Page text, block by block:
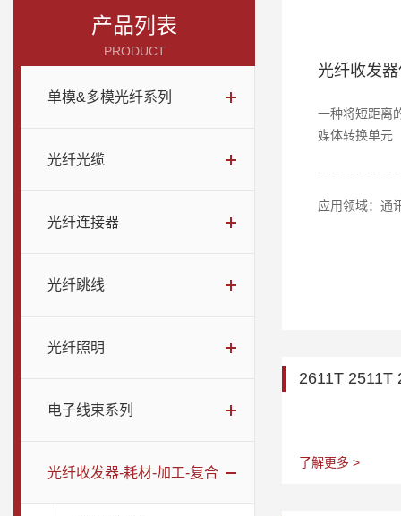
产品列表
PRODUCT
单模&多模光纤系列
光纤光缆
光纤连接器
光纤跳线
光纤照明
电子线束系列
光纤收发器-耗材-加工-复合
光纤收发
一种将短距离
媒体转换单元
应用领域：通
2611T 2511T
了解更多 >